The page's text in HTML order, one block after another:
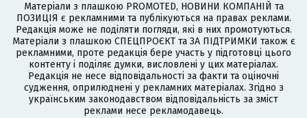
Матеріали з плашкою PROMOTED, НОВИНИ КОМПАНІЙ та
ПОЗИЦІЯ є рекламними та публікуються на правах реклами.
Редакція може не поділяти погляди, які в них промотуються.
Матеріали з плашкою СПЕЦПРОЄКТ та ЗА ПІДТРИМКИ також є
рекламними, проте редакція бере участь у підготовці цього
контенту і поділяє думки, висловлені у цих матеріалах.
Редакція не несе відповідальності за факти та оціночні
судження, оприлюднені у рекламних матеріалах. Згідно з
українським законодавством відповідальність за зміст
реклами несе рекламодавець.